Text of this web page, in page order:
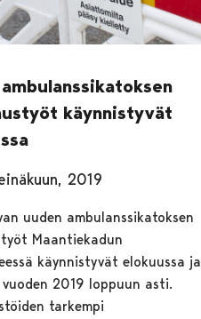
käynnistyvät
2019
uuden ambulanssikatoksen
Maantiekadun
käynnistyvät elokuussa ja
2019 loppuun asti.
tarkempi